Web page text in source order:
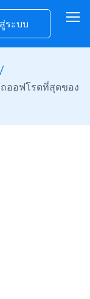
ระบบ
รถออฟโรดที่สุดของ